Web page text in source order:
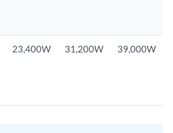
23,400W 31,200W 39,000W